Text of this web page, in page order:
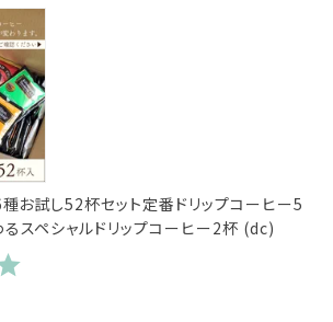
お試し52杯セット定番ドリップコーヒー5
スペシャルドリップコーヒー2杯 (dc)